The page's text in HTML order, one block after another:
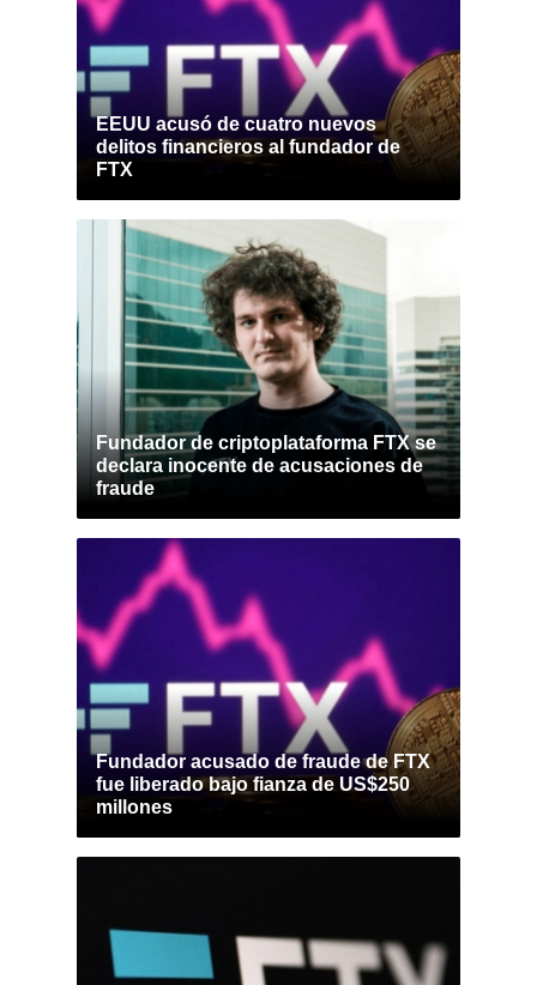
EEUU acusó de cuatro nuevos
delitos financieros al fundador de
FTX
Fundador de criptoplataforma FTX se
declara inocente de acusaciones de
fraude
Fundador acusado de fraude de FTX
fue liberado bajo fianza de US$250
millones